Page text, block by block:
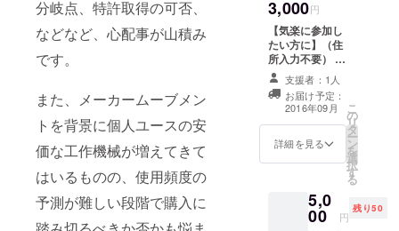
分岐点、特許取得の可否、
などなど、心配事が山積み
です。
また、メーカームーブメン
トを背景に個人ユースの安
価な工作機械が増えてきて
はいるものの、使用頻度の
予測が難しい段階で購入に
別館」でハ
ンドメイド
作品販売
中。
ブサイ
トでの
商品
（含、
プロト
タイ
プ）掲
載
3,000円
【気楽に参加し
たい方に】（住
所入力不要） 御
礼メールをお送
りします。 ご希
望があれば、そ
の後の活動状況
について適宜
メールにてお知
支援者：1人
お届け予定：
2016年09月
詳細を見る
こ
の
リ
タ
ー
ン
を
選
択
す
る
5,0
00 円
残り50